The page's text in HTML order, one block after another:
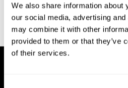
We also share information about
our social media, advertising
may combine it with other
provided to them or that they’ve
of their services.
والعصبية عند مرضى الإكتئاب مع الإكتئاب الشديد
نشر إلكتروني قبل يوليوز 2011
[3]
المعرفية على الانترنت: إمكانيات البرنامج